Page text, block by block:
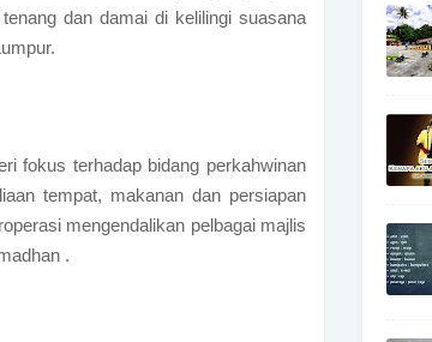
dan damai di kelilingi suasana
fokus terhadap bidang perkahwinan
tempat, makanan dan persiapan
mengendalikan pelbagai majlis
.